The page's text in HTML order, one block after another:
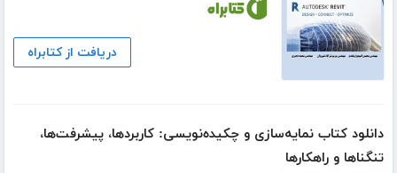
دریافت از کتابراه
دانلود کتاب نمایه‌سازی و چکیده‌نویسی: کاربردها، پیشرفت‌ها،
تنگناها و راهکارها